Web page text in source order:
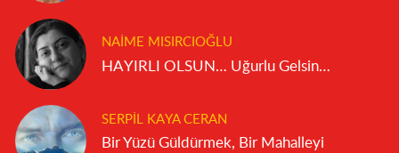
NAIME MISIRCIOĞLU
HAYIRLI OLSUN… Uğurlu Gelsin…
SERPIL KAYA CERAN
Bir Yüzü Güldürmek, Bir Mahalleyi